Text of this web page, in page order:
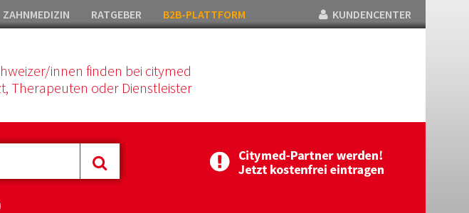
ZAHNMEDIZIN RATGEBER B2B-PLATTFORM KUNDENCENTER
innen finden bei citymed
Therapeuten oder Dienstleister